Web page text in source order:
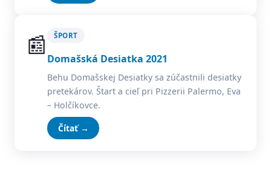
📰 ŠPORT
Domašská Desiatka 2021
Behu Domašskej Desiatky sa zúčastnili desiatky
pretekárov. Štart a cieľ pri Pizzerii Palermo, Eva
– Holčíkovce.
Čítať →